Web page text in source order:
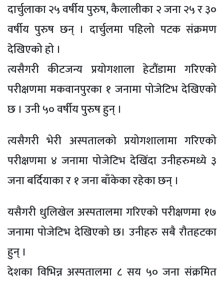
दार्चुलाका २५ वर्षीय पुरुष, कैलालीका २ जना २५ र ३०
वर्षीय पुरुष छन् । दार्चुलमा पहिलो पटक संक्रमण
देखिएको हो ।
त्यसैगरी कीटजन्य प्रयोगशाला हेटौंडामा गरिएको
परीक्षणमा मकवानपुरका १ जनामा पोजेटिभ देखिएको
छ । उनी ५० वर्षीय पुरुष हुन् ।
त्यसैगरी भेरी अस्पतालको प्रयोगशालामा गरिएको
परीक्षणमा ४ जनामा पोजेटिभ देखिँदा उनीहरुमध्ये ३
जना बर्दियाका र १ जना बाँकेका रहेका छन् ।
यसैगरी धुलिखेल अस्पतालमा गरिएको परीक्षणमा १७
जनामा पोजेटिभ देखिएको छ। उनीहरु सबै रौतहटका
हुन् ।
देशका विभिन्न अस्पतालमा ८ सय ५० जना संक्रमित